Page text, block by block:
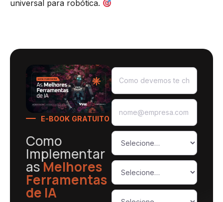
universal para robótica.
E-BOOK GRATUITO
Como
Implementar
asMelhores
Ferramentas
de IA